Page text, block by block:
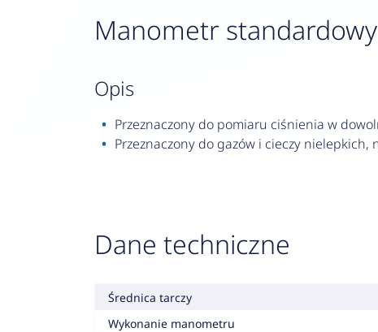
Manometr standardowy
opis
Przeznaczony do pomiaru ciśnienia w
Przeznaczony do gazów i cieczy
Dane techniczne
Średnica tarczy
Wykonanie manometru